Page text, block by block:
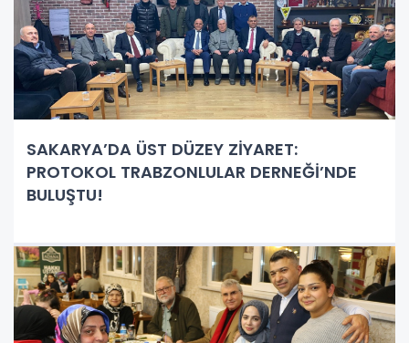
SAKARYA’DA ÜST DÜZEY ZİYARET:
PROTOKOL TRABZONLULAR DERNEĞİ’NDE
BULUŞTU!